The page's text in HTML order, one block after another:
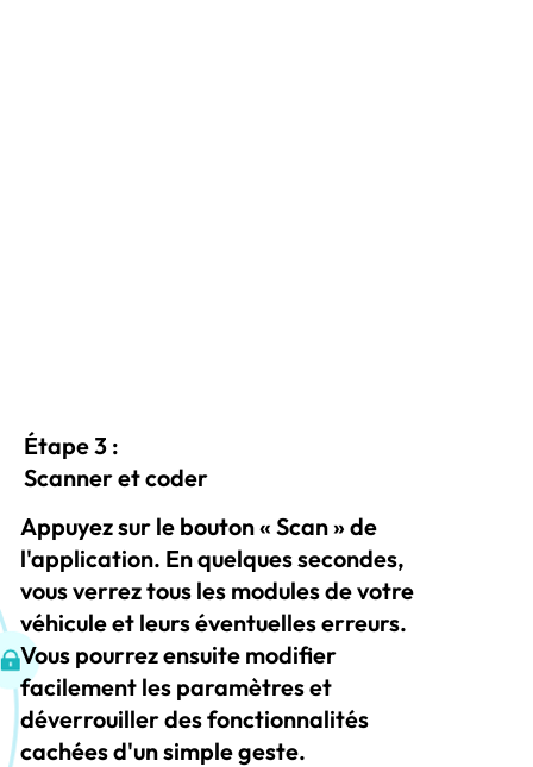
Étape 3 :
Scanner et coder
Appuyez sur le bouton « Scan » de
l'application. En quelques secondes,
vous verrez tous les modules de votre
véhicule et leurs éventuelles erreurs.
Vous pourrez ensuite modifier
facilement les paramètres et
déverrouiller des fonctionnalités
cachées d'un simple geste.